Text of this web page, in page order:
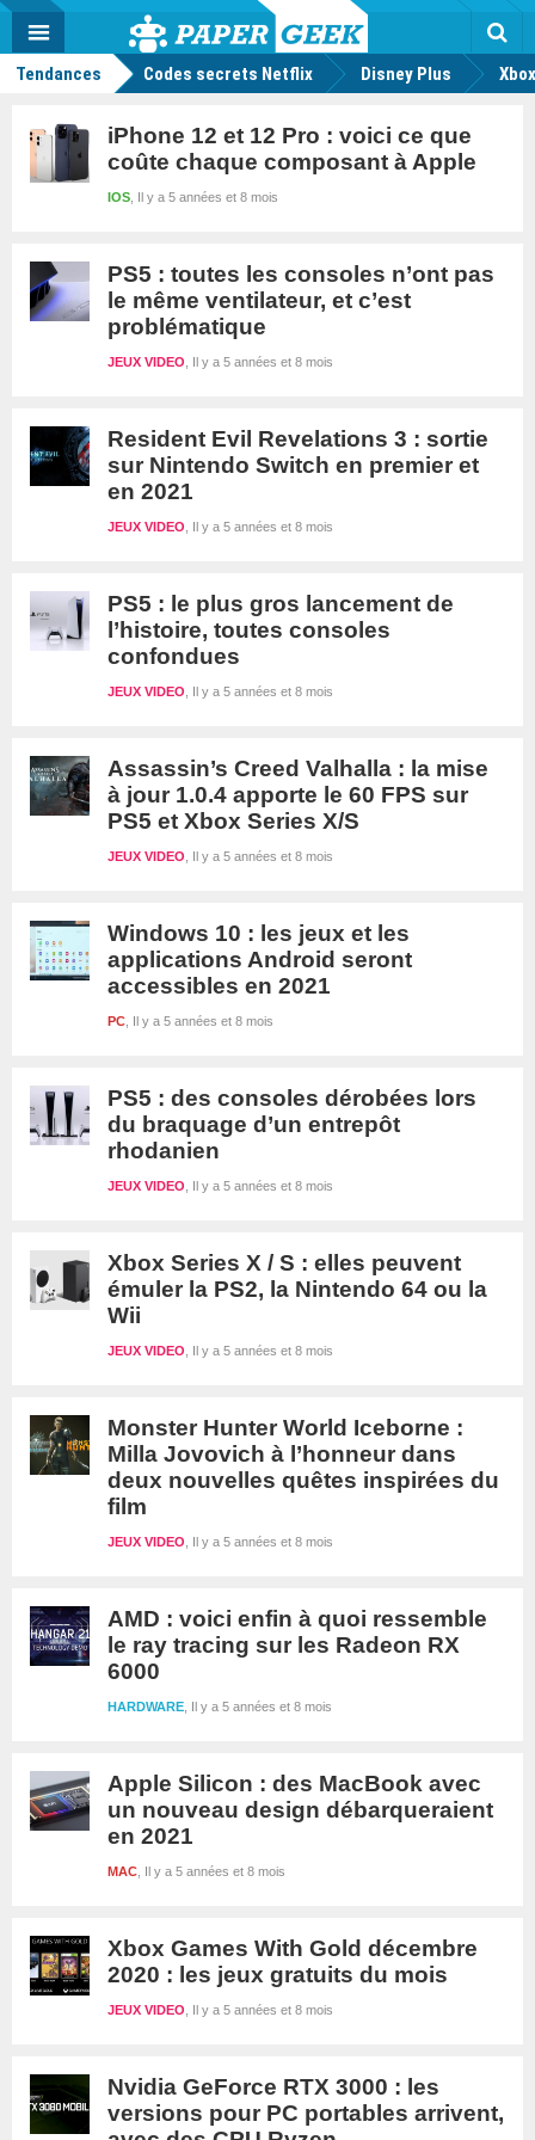
Actu
geek
MENU
Tendances Codes secrets Netflix Disney Plus
iPhone 12 et 12 Pro : voici ce que
coûte chaque composant à Apple
Il y a 5 années et 8 mois
IOS
PS5 : toutes les consoles n’ont pas
le même ventilateur, et c’est
problématique
Il y a 5 années et 8 mois
JEUX VIDEO
Resident Evil Revelations 3 : sortie
sur Nintendo Switch en premier et
en 2021
Il y a 5 années et 8 mois
JEUX VIDEO
PS5 : le plus gros lancement de
l’histoire, toutes consoles
confondues
Il y a 5 années et 8 mois
JEUX VIDEO
Assassin’s Creed Valhalla : la mise
à jour 1.0.4 apporte le 60 FPS sur
PS5 et Xbox Series X/S
Il y a 5 années et 8 mois
JEUX VIDEO
Windows 10 : les jeux et les
applications Android seront
accessibles en 2021
Il y a 5 années et 8 mois
PC
PS5 : des consoles dérobées lors
du braquage d’un entrepôt
rhodanien
Il y a 5 années et 8 mois
JEUX VIDEO
Xbox Series X / S : elles peuvent
émuler la PS2, la Nintendo 64 ou la
Wii
Il y a 5 années et 8 mois
JEUX VIDEO
Monster Hunter World Iceborne :
Milla Jovovich à l’honneur dans
deux nouvelles quêtes inspirées du
film
Il y a 5 années et 8 mois
JEUX VIDEO
AMD : voici enfin à quoi ressemble
le ray tracing sur les Radeon RX
6000
Il y a 5 années et 8 mois
HARDWARE
Apple Silicon : des MacBook avec
un nouveau design débarqueraient
en 2021
Il y a 5 années et 8 mois
MAC
Xbox Games With Gold décembre
2020 : les jeux gratuits du mois
Il y a 5 années et 8 mois
JEUX VIDEO
Nvidia GeForce RTX 3000 : les
versions pour PC portables arrivent,
Mode
FacebookTwitter Youtube